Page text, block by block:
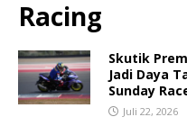
Racing
Skutik
Jadi Daya
Sunday
Juli 22, 2026